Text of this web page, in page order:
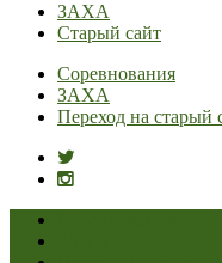
ЗАХА
Старый сайт
Соревнования
ЗАХА
Переход на старый